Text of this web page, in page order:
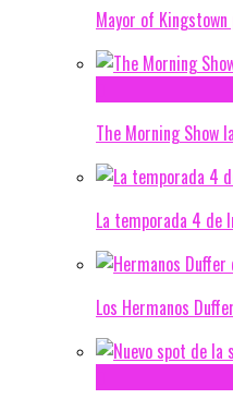
Mayor of
The Morning Show
La temporada 4 de
Los Hermanos